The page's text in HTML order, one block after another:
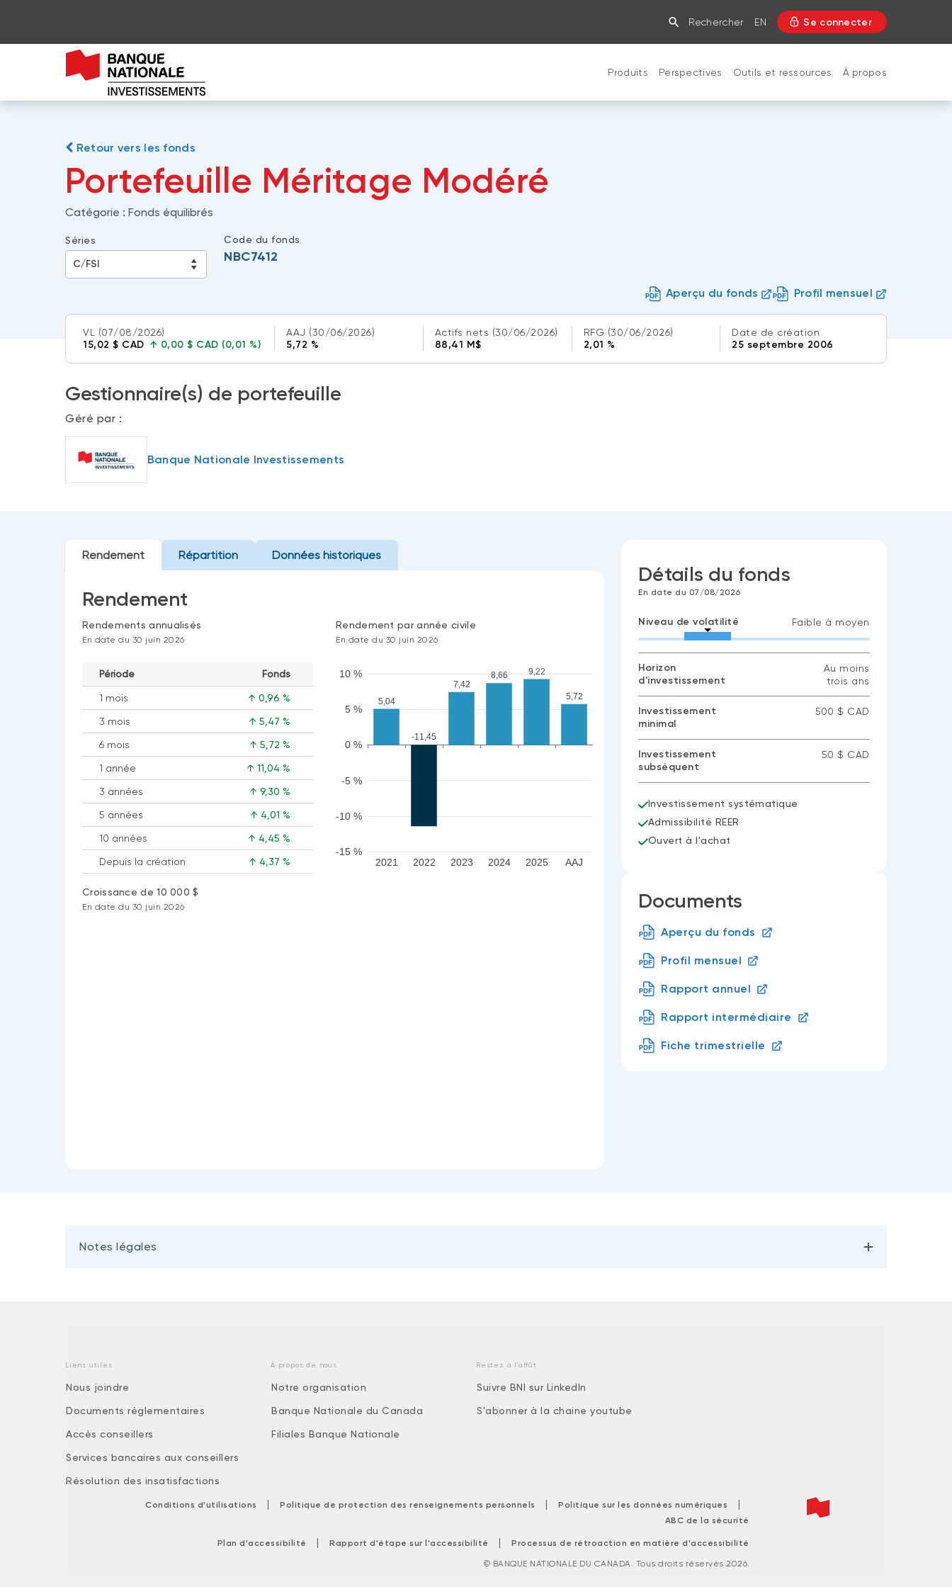
Rechercher EN Se connecter
Produits Perspectives Outils et ressources À propos
Retour vers les fonds
Portefeuille Méritage Modéré
Catégorie : Fonds équilibrés
Séries Code du fonds
NBC7412
Aperçu du fonds Profil mensuel
VL (07/08/2026)
15,02 $ CAD ↑ 0,00 $ CAD (0,01 %)
AAJ (30/06/2026)
5,72 %
Actifs nets (30/06/2026)
88,41 M$
RFG (30/06/2026)
2,01 %
Date de création
25 septembre 2006
Gestionnaire(s) de portefeuille
Géré par :
Banque Nationale Investissements
Rendement Répartition Données historiques
Rendement
Rendements annualisés
En date du 30 juin 2026
Période Fonds
1 mois ↑ 0,96 %
3 mois ↑ 5,47 %
6 mois ↑ 5,72 %
1 année ↑ 11,04 %
3 années ↑ 9,30 %
5 années ↑ 4,01 %
10 années ↑ 4,45 %
Depuis la création ↑ 4,37 %
Rendement par année civile
En date du 30 juin 2026
-15 %
-10 %
-5 %
0 %
5 %
10 %
2021 2022 2023 2024 2025 AAJ
5,04
-11,45
7,42
8,66 9,22
5,72
Croissance de 10 000 $
En date du 30 juin 2026
Détails du fonds
En date du 07/08/2026
Niveau de volatilité Faible à moyen
Horizon
d'investissement
Au moins
trois ans
Investissement
minimal
500 $ CAD
Investissement
subséquent
50 $ CAD
Investissement systématique
Admissibilité REER
Ouvert à l'achat
Documents
Aperçu du fonds
Profil mensuel
Rapport annuel
Rapport intermédiaire
Fiche trimestrielle
Notes légales
Liens utiles
Nous joindre
Documents réglementaires
Accès conseillers
Services bancaires aux conseillers
Résolution des insatisfactions
À propos de nous
Notre organisation
Banque Nationale du Canada
Filiales Banque Nationale
Restez à l'affût
Suivre BNI sur LinkedIn
S'abonner à la chaine youtube
Conditions d'utilisations | Politique de protection des renseignements personnels | Politique sur les données numériques |
ABC de la sécurité
Plan d'accessibilité | Rapport d'étape sur l'accessibilité | Processus de rétroaction en matière d'accessibilité
© BANQUE NATIONALE DU CANADA. Tous droits réservés 2026.